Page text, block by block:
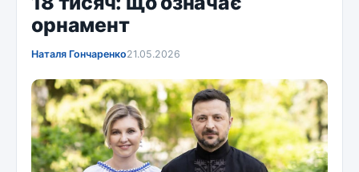
орнамент
Наталя Гончаренко21.05.2026